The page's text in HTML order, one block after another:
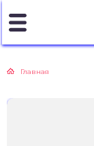
Главная